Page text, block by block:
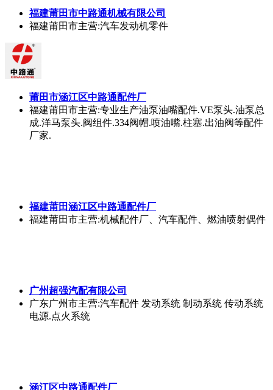
福建莆田市中路通机械有限公司
福建莆田市主营:汽车发动机零件
莆田市涵江区中路通配件厂
福建莆田市主营:专业生产油泵油嘴配件.VE泵头.油泵总
成.洋马泵头.阀组件.334阀帽.喷油嘴.柱塞.出油阀等配件
厂家.
福建莆田涵江区中路通配件厂
福建莆田市主营:机械配件厂、汽车配件、燃油喷射偶件
广州超强汽配有限公司
广东广州市主营:汽车配件 发动系统 制动系统 传动系统
电源.点火系统
涵江区中路通配件厂